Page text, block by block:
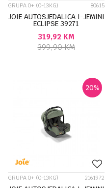
GRUPA 0+ (0-13KG) 80615
JOIE AUTOSJEDALICA I-JEMINI
ECLIPSE 39271
319,92 KM
399,90KM
20%
GRUPA 0+ (0-13KG) 2161972